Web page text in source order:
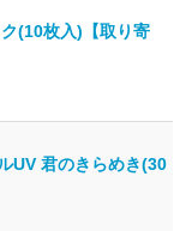
(10枚入)【取り寄
UV 君のきらめき(30